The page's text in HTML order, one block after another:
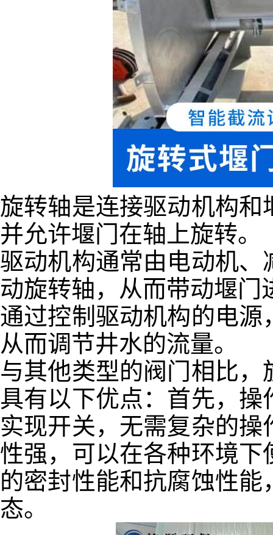
旋转轴是连接驱动机构
并允许堰门在轴上旋转。
驱动机构通常由电动机
动旋转轴，从而带动堰门
通过控制驱动机构的电
从而调节井水的流量。
与其他类型的阀门相比
具有以下优点：首先，
实现开关，无需复杂的
性强，可以在各种环境
的密封性能和抗腐蚀性
态。